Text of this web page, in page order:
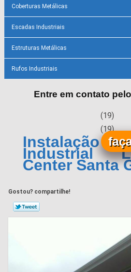
Coberturas Metálicas
Escadas Industriais
Estruturas Metálicas
Rufos Industriais
Entre em contato
(19)
(19)
Instalação
Industrial
Center Santa
Gostou? compartilhe!